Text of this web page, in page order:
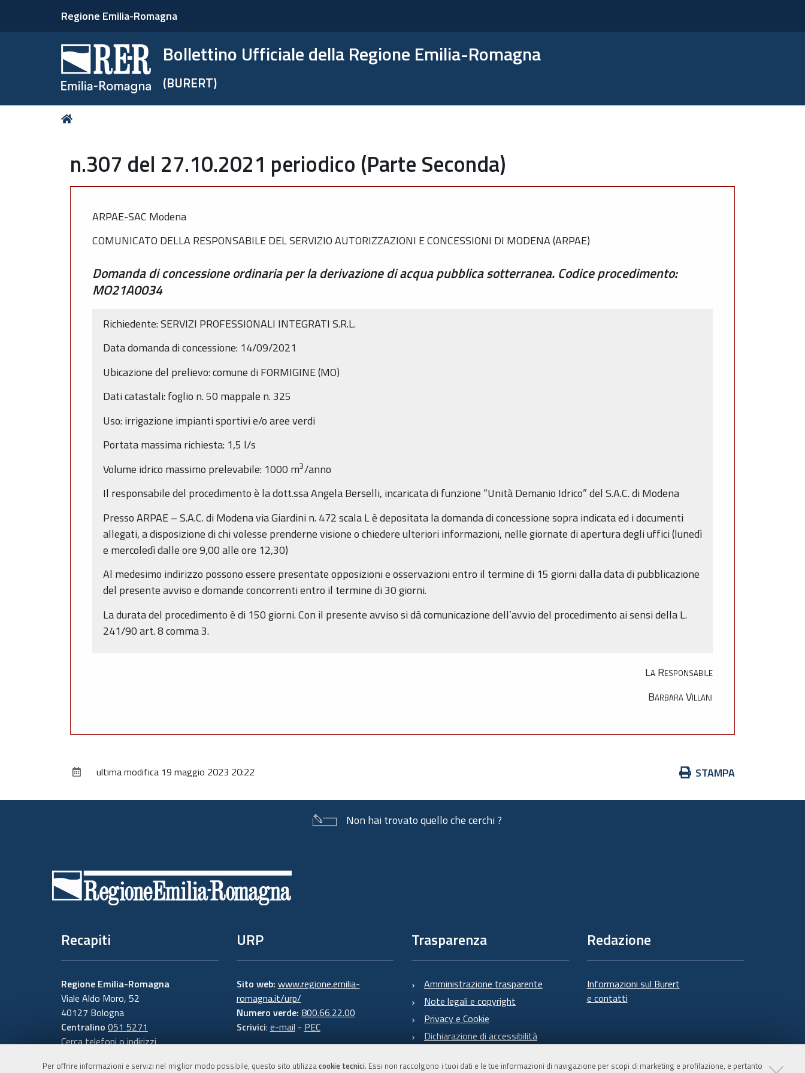
Per offrire informazioni e servizi nel miglior modo possibile, questo sito utilizzacookie tecnici. Essi non raccolgono i tuoi dati e le tue informazioni di navigazione per scopi di marketing e profilazione, e pertanto
Regione Emilia-Romagna
Bollettino Ufficiale della Regione Emilia-Romagna
(BURERT)
Tu
n.307 del 27.10.2021 periodico (Parte Seconda)
ARPAE-SAC Modena
COMUNICATO DELLA RESPONSABILE DEL SERVIZIO AUTORIZZAZIONI E CONCESSIONI DI MODENA (ARPAE)
Domanda di concessione ordinaria per la derivazione di acqua pubblica sotterranea. Codice procedimento:
MO21A0034
Richiedente: SERVIZI PROFESSIONALI INTEGRATI S.R.L.
Data domanda di concessione: 14/09/2021
Ubicazione del prelievo: comune di FORMIGINE (MO)
Dati catastali: foglio n. 50 mappale n. 325
Uso: irrigazione impianti sportivi e/o aree verdi
Portata massima richiesta: 1,5 l/s
Volume idrico massimo prelevabile: 1000 m3/anno
Il responsabile del procedimento è la dott.ssa Angela Berselli, incaricata di funzione “Unità Demanio Idrico” del S.A.C. di Modena
Presso ARPAE – S.A.C. di Modena via Giardini n. 472 scala L è depositata la domanda di concessione sopra indicata ed i documenti
allegati, a disposizione di chi volesse prenderne visione o chiedere ulteriori informazioni, nelle giornate di apertura degli uffici (lunedì
e mercoledì dalle ore 9,00 alle ore 12,30)
Al medesimo indirizzo possono essere presentate opposizioni e osservazioni entro il termine di 15 giorni dalla data di pubblicazione
del presente avviso e domande concorrenti entro il termine di 30 giorni.
La durata del procedimento è di 150 giorni. Con il presente avviso si dà comunicazione dell’avvio del procedimento ai sensi della L.
241/90 art. 8 comma 3.
La Responsabile
Barbara Villani
Azioni
documento
STAMPA
ultima modifica 19 maggio 2023 20:22
Non hai trovato quello che cerchi ?
Recapiti
Regione Emilia-Romagna
Viale Aldo Moro, 52
40127 Bologna
Centralino 051 5271
Cerca telefoni o indirizzi
URP
Sito web: www.regione.emilia-
romagna.it/urp/
Numero verde: 800.66.22.00
Scrivici: e-mail - PEC
Trasparenza
Amministrazione trasparente
Note legali e copyright
Privacy e Cookie
Dichiarazione di accessibilità
Redazione
Informazioni sul Burert
e contatti